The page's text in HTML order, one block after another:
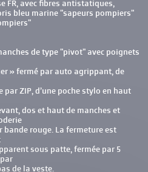
FR, avec fibres antistatiques,
bleu marine "sapeurs pompiers"
de type "pivot" avec poignets
» fermé par auto agrippant, de
ZIP, d’une poche stylo en haut
dos et haut de manches et
bande rouge. La fermeture est
sous patte, fermée par 5
de la veste.